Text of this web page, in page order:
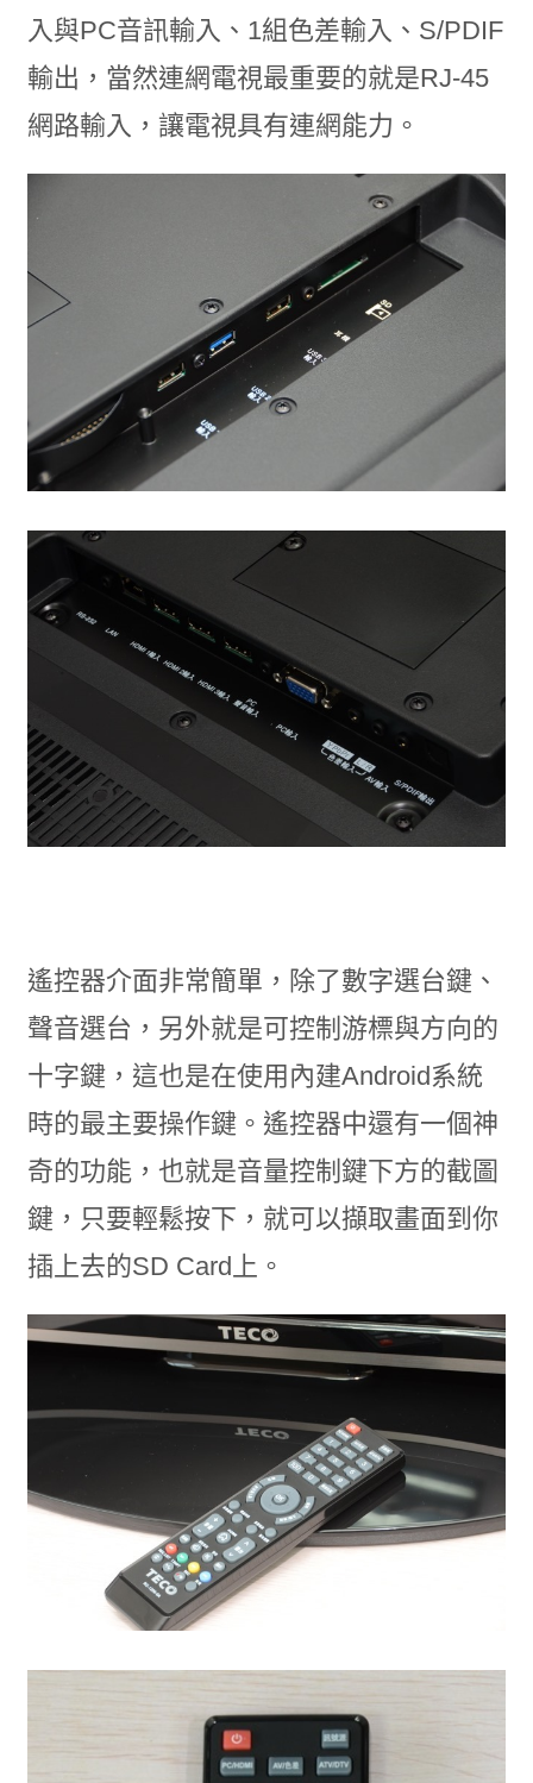
入與PC音訊輸入、1組色差輸入、S/PDIF
輸出，當然連網電視最重要的就是RJ-45
網路輸入，讓電視具有連網能力。
遙控器介面非常簡單，除了數字選台鍵、
聲音選台，另外就是可控制游標與方向的
十字鍵，這也是在使用內建Android系統
時的最主要操作鍵。遙控器中還有一個神
奇的功能，也就是音量控制鍵下方的截圖
鍵，只要輕鬆按下，就可以擷取畫面到你
插上去的SD Card上。